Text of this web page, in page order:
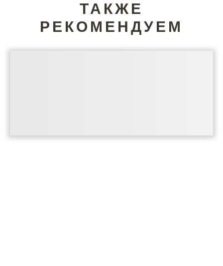
ТАКЖЕ
РЕКОМЕНДУЕМ